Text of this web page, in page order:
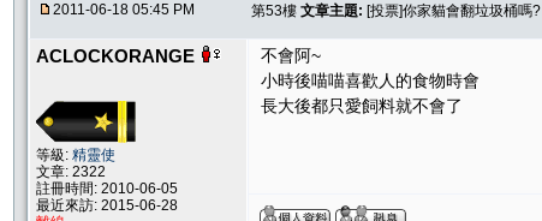
2011-06-18 05:45 PM 第53樓 文章主題: [投票]你家貓會翻垃圾桶嗎?
ACLOCKORANGE
等級: 精靈使
文章: 2322
註冊時間: 2010-06-05
最近來訪: 2015-06-28
不會阿~
小時後喵喵喜歡人的食物時會
長大後都只愛飼料就不會了